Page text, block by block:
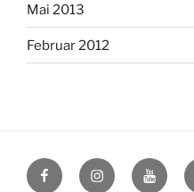
Mai 2013
Februar 2012